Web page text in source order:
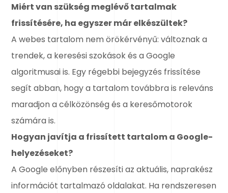
Miért van szükség meglévő tartalmak
frissítésére, ha egyszer már elkészültek?
A webes tartalom nem örökérvényű: változnak a
trendek, a keresési szokások és a Google
algoritmusai is. Egy régebbi bejegyzés frissítése
segít abban, hogy a tartalom továbbra is releváns
maradjon a célközönség és a keresőmotorok
számára is.
Hogyan javítja a frissített tartalom a Google-
helyezéseket?
A Google előnyben részesíti az aktuális, naprakész
információt tartalmazó oldalakat. Ha rendszeresen